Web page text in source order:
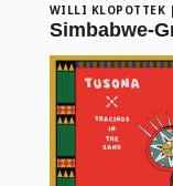
WILLI KLOPOTTEK |
Simbabwe-